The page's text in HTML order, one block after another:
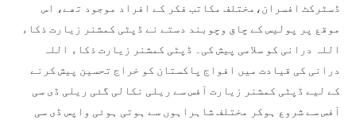
ڈسٹرکٹ افسران،مختلف مکاتب فکر کے افراد موجود تھے، اس
موقع پر پولیس کے چاق وچوبند دستے نے ڈپٹی کمشنر زیارت ذکاء
اللہ درانی کو سلامی پیش کی۔ ڈپٹی کمشنر زیارت ذکاء اللہ
درانی کی قیادت میں افواج پاکستان کو خراج تحسین پیش کرنے
کے لیے ڈپٹی کمشنر زیارت آفس سے ریلی نکالی گئی ریلی ڈی سی
آفس سے شروع ہوکر مختلف شاہراہوں سے ہوتی ہوئی واپس ڈی سی